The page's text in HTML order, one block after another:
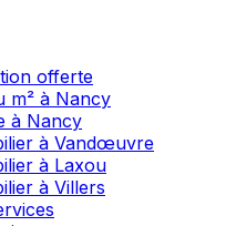
offerte
m² à Nancy
à Nancy
à Vandœuvre
à Laxou
à Villers